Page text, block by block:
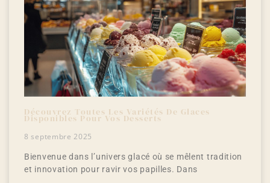
Découvrez Toutes Les Variétés De Glaces
Disponibles Pour Vos Desserts
8 septembre 2025
Bienvenue dans l’univers glacé où se mêlent tradition
et innovation pour ravir vos papilles. Dans